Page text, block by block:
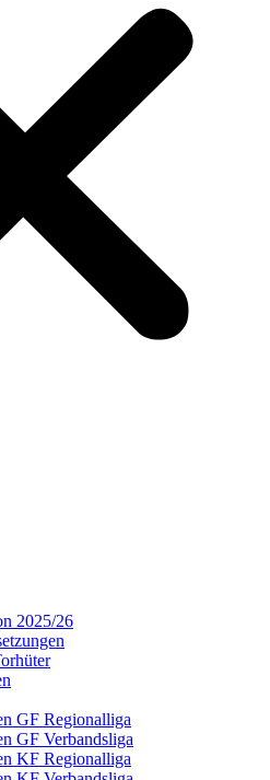
2025/26
GF Regionalliga
GF Verbandsliga
KF Regionalliga